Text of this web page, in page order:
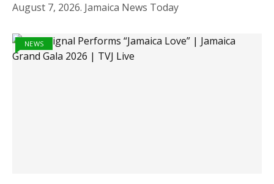
August 7, 2026. Jamaica News Today
NEWS